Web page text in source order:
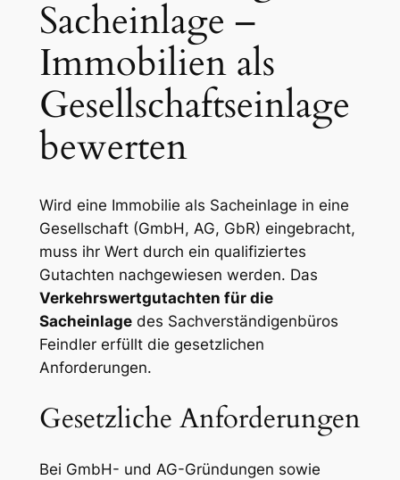
Sacheinlage –
Immobilien als
Gesellschaftseinlage
bewerten
Wird eine Immobilie als Sacheinlage in eine
Gesellschaft (GmbH, AG, GbR) eingebracht,
muss ihr Wert durch ein qualifiziertes
Gutachten nachgewiesen werden. Das
Verkehrswertgutachten für die
Sacheinlagedes Sachverständigenbüros
Feindler erfüllt die gesetzlichen
Anforderungen.
Gesetzliche Anforderungen
Bei GmbH- und AG-Gründungen sowie